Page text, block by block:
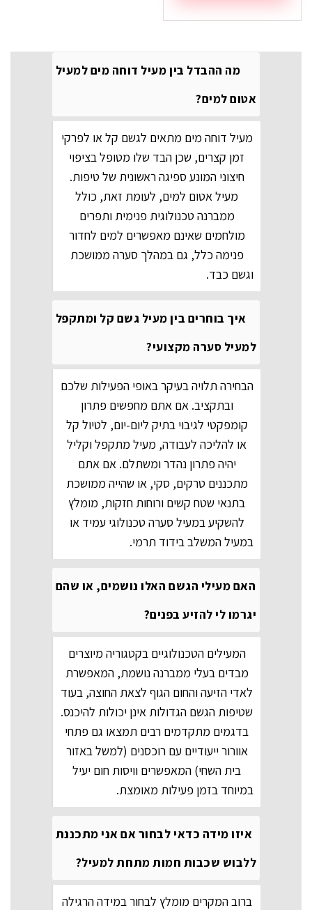
זה
מה ההבדל בין מעיל דוחה מים למעיל
אטום למים?
מעיל דוחה מים מתאים לגשם קל או לפרקי
זמן קצרים, שכן הבד שלו מטופל בציפוי
חיצוני המונע ספיגה ראשונית של טיפות.
מעיל אטום למים, לעומת זאת, כולל
ממברנה טכנולוגית פנימית ותפרים
מולחמים שאינם מאפשרים למים לחדור
פנימה כלל, גם במהלך סערה ממושכת
וגשם כבד.
איך בוחרים בין מעיל גשם קל ומתקפל
למעיל סערה מקצועי?
הבחירה תלויה בעיקר באופי הפעילות שלכם
ובתקציב. אם אתם מחפשים פתרון
קומפקטי לגיבוי בתיק ליום-יום, לטיול קל
או להליכה לעבודה, מעיל מתקפל וקליל
יהיה פתרון נהדר ומשתלם. אם אתם
מתכננים טרקים, סקי, או שהייה ממושכת
בתנאי שטח קשים ורוחות חזקות, מומלץ
להשקיע במעיל סערה טכנולוגי עמיד או
במעיל המשלב בידוד תרמי.
האם מעילי הגשם האלו נושמים, או שהם
יגרמו לי להזיע בפנים?
המעילים הטכנולוגיים בקטגוריה מיוצרים
מבדים בעלי ממברנה נושמת, המאפשרת
לאדי הזיעה והחום הגוף לצאת החוצה, בעוד
שטיפות הגשם הגדולות אינן יכולות להיכנס.
בדגמים מתקדמים רבים תמצאו גם פתחי
אוורור ייעודיים עם רוכסנים (למשל באזור
בית השחי) המאפשרים וויסות חום יעיל
במיוחד בזמן פעילות מאומצת.
איזו מידה כדאי לבחור אם אני מתכננת
ללבוש שכבות חמות מתחת למעיל?
ברוב המקרים מומלץ לבחור במידה הרגילה